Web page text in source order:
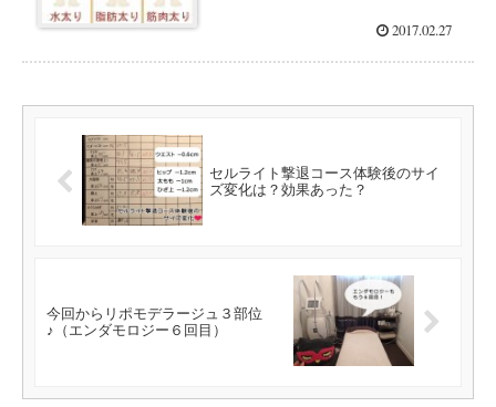
2017.02.27
セルライト撃退コース体験後のサイ
ズ変化は？効果あった？
今回からリポモデラージュ３部位
♪（エンダモロジー６回目）